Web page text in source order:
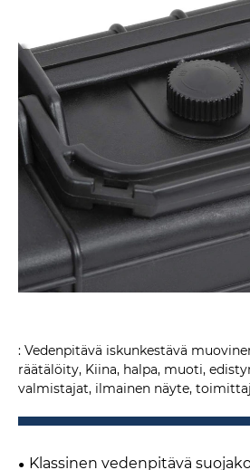
: Vedenpitävä iskunkestävä
räätälöity, Kiina, halpa, muoti,
valmistajat, ilmainen näyte,
Klassinen vedenpitävä